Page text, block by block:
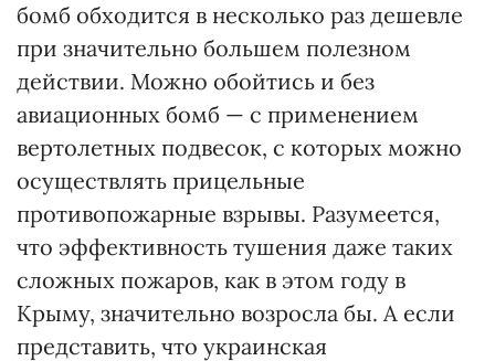
бомб обходится в несколько раз дешевле
при значительно большем полезном
действии. Можно обойтись и без
авиационных бомб — с применением
вертолетных подвесок, с которых можно
осуществлять прицельные
противопожарные взрывы. Разумеется,
что эффективность тушения даже таких
сложных пожаров, как в этом году в
Крыму, значительно возросла бы. А если
представить, что украинская